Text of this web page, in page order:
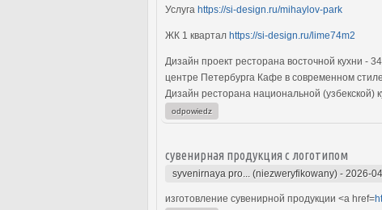
Услуга https://si-design.ru/mihaylov-park
ЖК 1 квартал https://si-design.ru/lime74m2
Дизайн проект ресторана восточной кухни -
центре Петербурга Кафе в современном
Дизайн ресторана национальной (узбекской)
odpowiedz
сувенирная продукция с логотипом
syvenirnaya pro... (niezweryfikowany) - 2026-
изготовление сувенирной продукции <a href=